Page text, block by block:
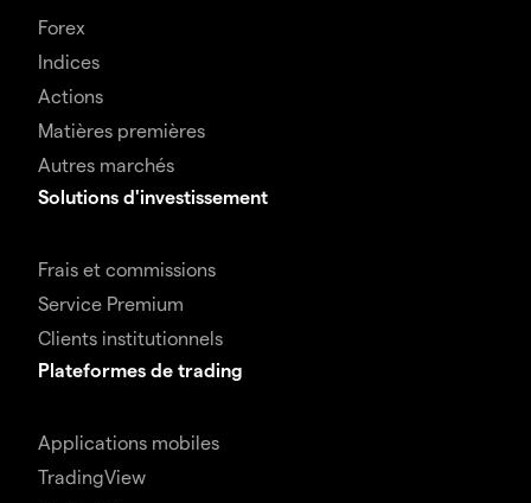
Forex
Indices
Actions
Matières premières
Autres marchés
Solutions d'investissement
Frais et commissions
Service Premium
Clients institutionnels
Plateformes de trading
Applications mobiles
TradingView